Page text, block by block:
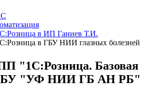
в ИП Ганиев Т.И.
в ГБУ НИИ глазных болезней
"1С:Розница. Базовая
"УФ НИИ ГБ АН РБ"